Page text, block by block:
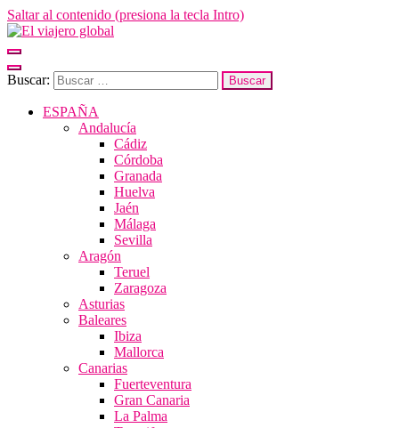
Saltar al contenido (presiona la tecla Intro)
forma sensorial, desde su música hasta su arquitectura o sus sabores
Buscar:
ESPAÑA
Andalucía
Cádiz
Córdoba
Granada
Huelva
Jaén
Málaga
Sevilla
Aragón
Teruel
Zaragoza
Asturias
Baleares
Ibiza
Mallorca
Canarias
Fuerteventura
Gran Canaria
La Palma